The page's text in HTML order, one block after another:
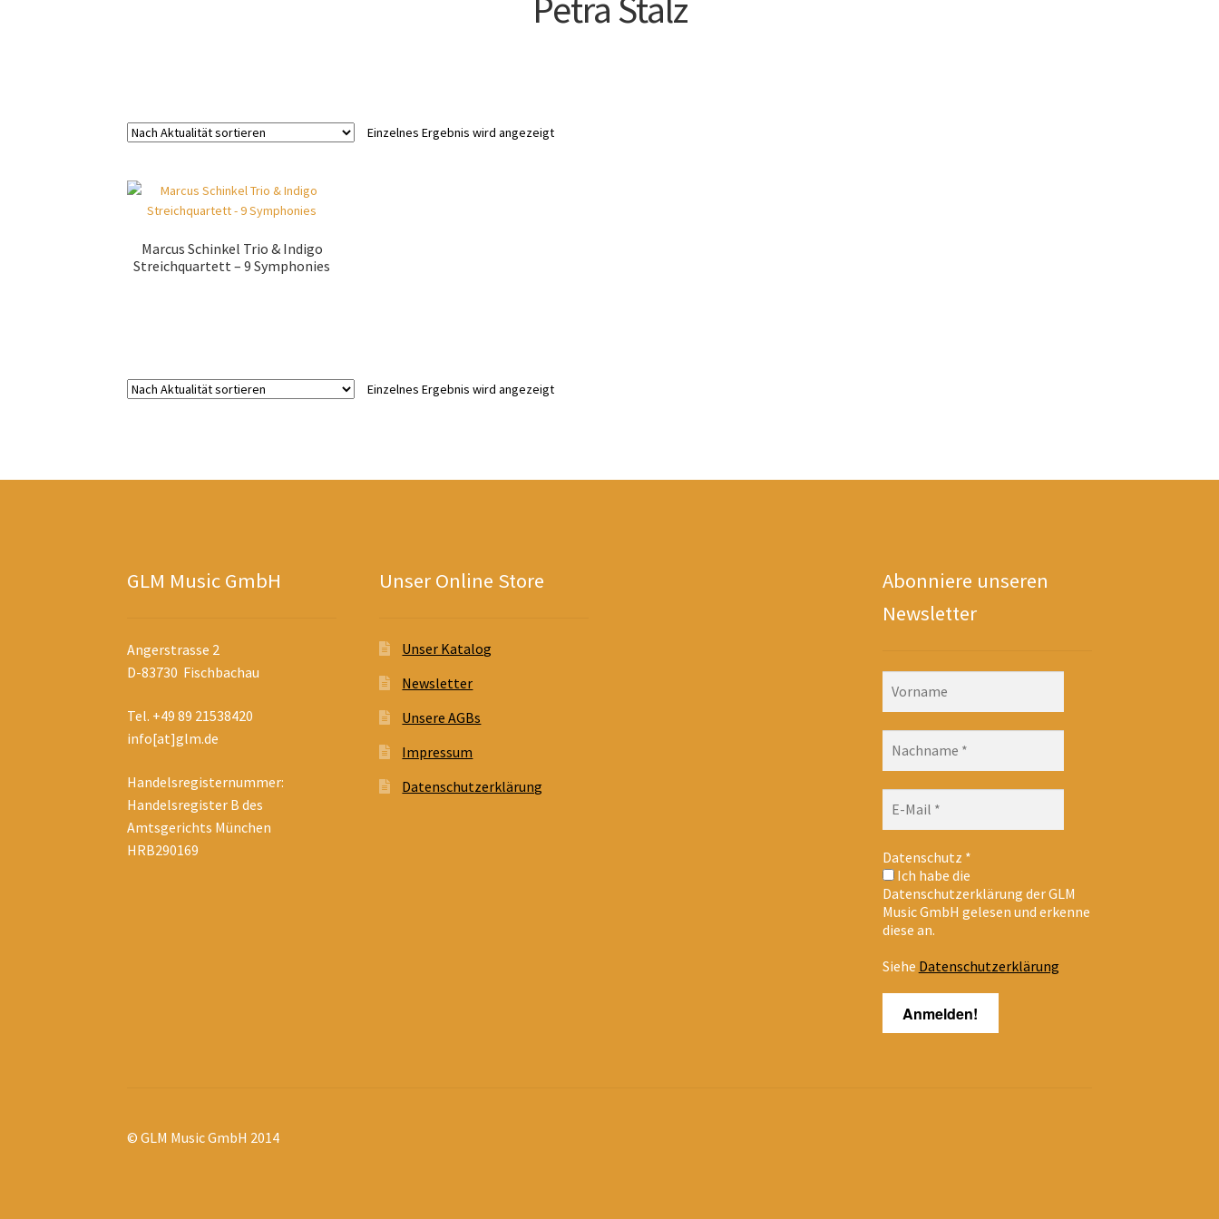
Einzelnes Ergebnis wird angezeigt
Marcus Schinkel Trio & Indigo
Streichquartett – 9 Symphonies
Einzelnes Ergebnis wird angezeigt
GLM Music GmbH
Angerstrasse 2
D-83730 Fischbachau
Tel. +49 89 21538420
info[at]glm.de
Handelsregisternummer:
Handelsregister B des
Amtsgerichts München
HRB290169
Unser Online Store
Unser Katalog
Newsletter
Unsere AGBs
Impressum
Datenschutzerklärung
Abonniere unseren
Newsletter
Datenschutz *
Ich habe die
Datenschutzerklärung der GLM
Music GmbH gelesen und erkenne
diese an.
Siehe Datenschutzerklärung
© GLM Music GmbH 2014